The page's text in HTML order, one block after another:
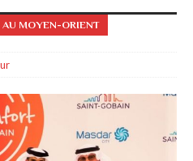
AU MOYEN-ORIENT